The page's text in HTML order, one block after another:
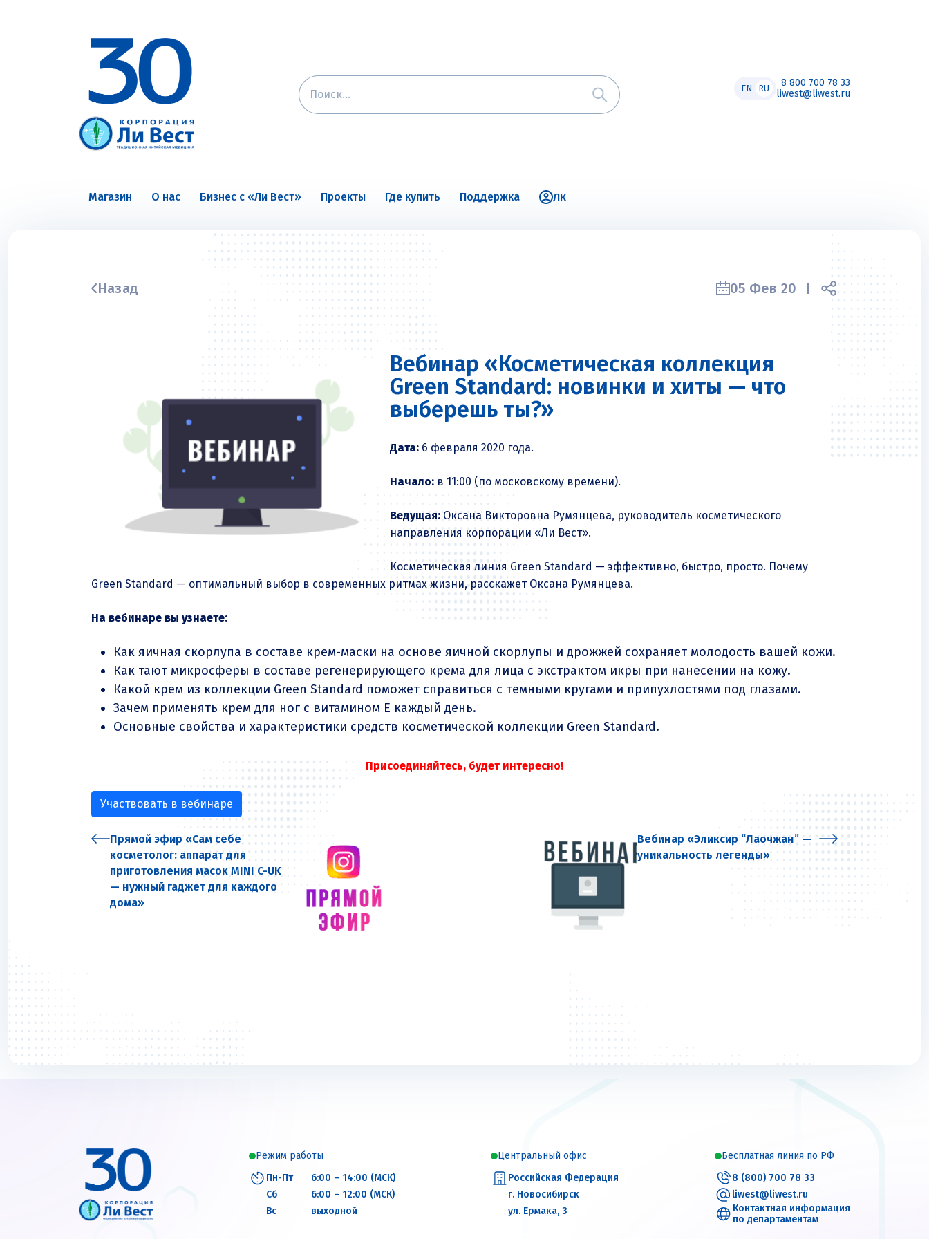
EN RU
8 800 700 78 33
liwest@liwest.ru
Магазин О нас Бизнес с «Ли Вест» Проекты Где купить Поддержка ЛК
Назад 05 Фев 20
Вебинар «Косметическая коллекция
Green Standard: новинки и хиты — что
выберешь ты?»
Дата: 6 февраля 2020 года.
Начало: в 11:00 (по московскому времени).
Ведущая:Оксана Викторовна Румянцева, руководитель косметического
направления корпорации«Ли Вест».
Косметическая линия Green Standard — эффективно, быстро, просто. Почему
Green Standard — оптимальный выбор в современных ритмах жизни, расскажет Оксана Румянцева.
На вебинаре вы узнаете:
Как яичная скорлупа в составе крем-маски на основе яичной скорлупы и дрожжей сохраняет молодость вашей кожи.
Как тают микросферы в составе регенерирующего крема для лица с экстрактом икры при нанесении на кожу.
Какой крем из коллекции Green Standard поможет справиться с темными кругами и припухлостями под глазами.
Зачем применять крем для ног с витамином Е каждый день.
Основные свойства и характеристики средств косметической коллекции Green Standard.
Присоединяйтесь, будет интересно!
Участвовать в вебинаре
Прямой эфир «Сам себе
косметолог: аппарат для
приготовления масок MINI C-UK
— нужный гаджет для каждого
дома»
Вебинар «Эликсир “Лаочжан” —
уникальность легенды»
Режим работы
Пн-Пт
6:00 – 14:00 (МСК)
Сб
6:00 – 12:00 (МСК)
Вс
выходной
Центральный офис
Российская Федерация
г. Новосибирск
ул. Ермака, 3
Бесплатная линия по РФ
8 (800) 700 78 33
liwest@liwest.ru
Контактная информация
по департаментам